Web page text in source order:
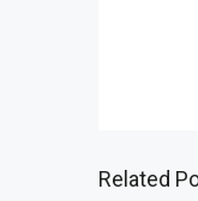
Related